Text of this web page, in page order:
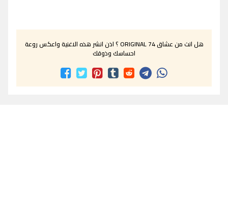
هل انت من عشاق ORIGINAL 74 ؟ اذن انشر هذه الاغنية واعكس روعة
احساسك وذوقك